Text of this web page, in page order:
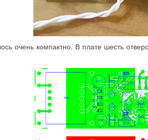
очень компактно. В плате шесть